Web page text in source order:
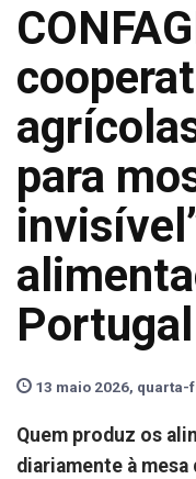
para
Portugal
13 maio 2026, quarta-
Quem produz os
diariamente à